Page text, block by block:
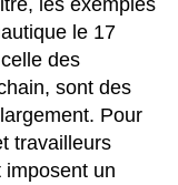
le 17
celle des
, sont des
Pour
travailleurs
imposent un